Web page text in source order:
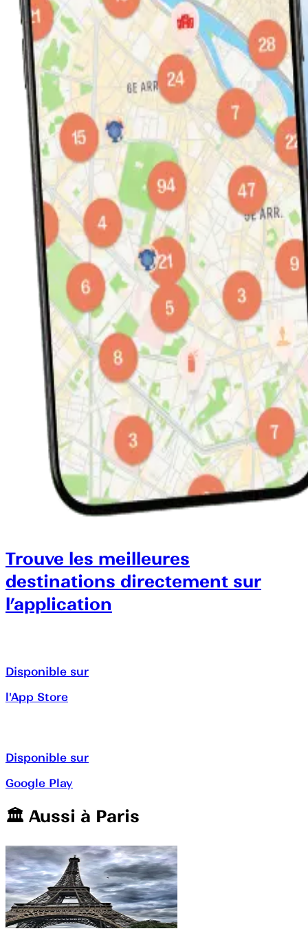
Trouve les meilleures
destinations directement sur
l’application
Disponible sur
l'App Store
Disponible sur
Google Play
🏛️️ Aussi à Paris